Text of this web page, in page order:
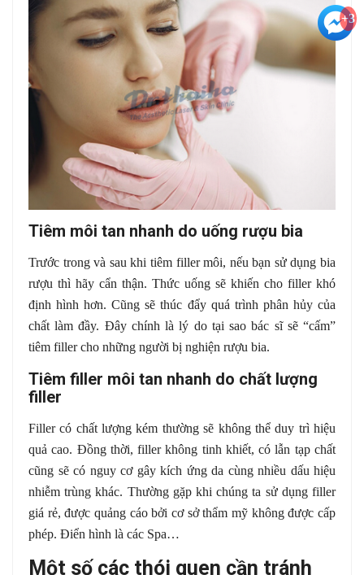
Tiêm môi tan nhanh do uống rượu bia
Trước trong và sau khi tiêm filler môi, nếu bạn sử dụng bia
rượu thì hãy cẩn thận. Thức uống sẽ khiến cho filler khó
định hình hơn. Cũng sẽ thúc đẩy quá trình phân hủy của
chất làm đầy. Đây chính là lý do tại sao bác sĩ sẽ “cấm”
tiêm filler cho những người bị nghiện rượu bia.
Tiêm filler môi tan nhanh do chất lượng
filler
Filler có chất lượng kém thường sẽ không thể duy trì hiệu
quả cao. Đồng thời, filler không tinh khiết, có lẫn tạp chất
cũng sẽ có nguy cơ gây kích ứng da cùng nhiều dấu hiệu
nhiễm trùng khác. Thường gặp khi chúng ta sử dụng filler
giá rẻ, được quảng cáo bởi cơ sở thẩm mỹ không được cấp
phép. Điển hình là các Spa…
Một số các thói quen cần tránh
+3